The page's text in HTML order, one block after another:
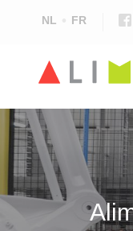
NL FR